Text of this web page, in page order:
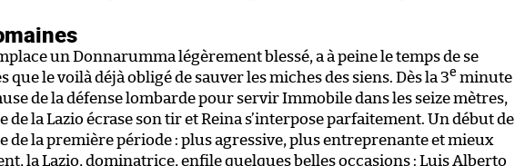
un Donnarumma légèrement blessé, a à peine le temps de se
que le voilà déjà obligé de sauver les miches des siens. Dès la 3e minute
de la défense lombarde pour servir Immobile dans les seize mètres,
de la Lazio écrase son tir et Reina s’interpose parfaitement. Un début de
de la première période : plus agressive, plus entreprenante et mieux
la Lazio, dominatrice, enfile quelques belles occasions : Luis Alberto